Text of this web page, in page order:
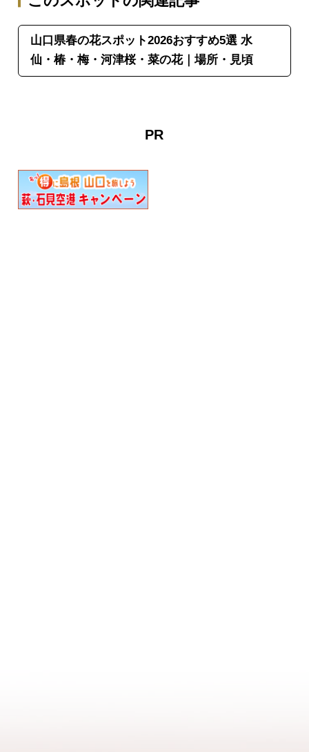
山口県春の花スポット2026おすすめ5選 水
仙・椿・梅・河津桜・菜の花｜場所・見頃
PR